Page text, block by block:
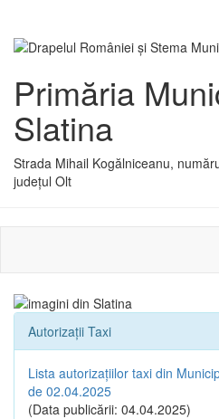
Primăria
Slatina
Strada Mihail Kogălniceanu,
județul Olt
Autorizații Taxi
Lista autorizațiilor taxi din
de 02.04.2025
(Data publicării: 04.04.2025)